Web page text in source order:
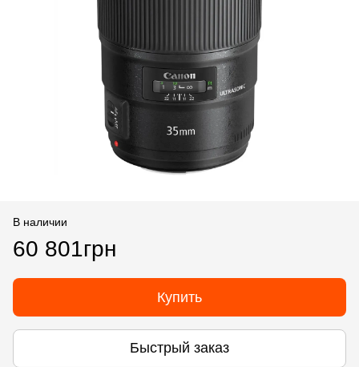
В наличии
60 801грн
Купить
Быстрый заказ